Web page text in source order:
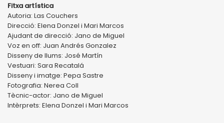
Fitxa artística
Autoria: Las Couchers
Direcció: Elena Donzel i Mari Marcos
Ajudant de direcció: Jano de Miguel
Voz en off: Juan Andrés Gonzalez
Disseny de llums: José Martín
Vestuari: Sara Recatalá
Disseny i imatge: Pepa Sastre
Fotografia: Nerea Coll
Tècnic-actor: Jano de Miguel
Intèrprets: Elena Donzel i Mari Marcos